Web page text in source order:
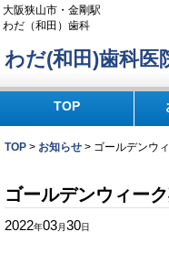
大阪狭山市・金剛駅
わだ（和田）歯科
わだ(和田)歯科医
TOP
TOP > お知らせ > ゴールデンウ
ゴールデンウィー
2022年03月30日